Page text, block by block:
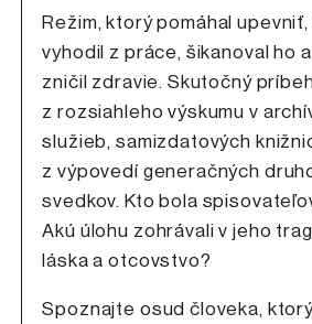
Režim, ktorý pomáhal
vyhodil z práce, šikanoval ho
zničil zdravie. Skutočný
z rozsiahleho výskumu v
služieb, samizdatových
z výpovedí generačných
svedkov. Kto bola
Akú úlohu zohrávali v jeho
láska a otcovstvo?
Spoznajte osud človeka,